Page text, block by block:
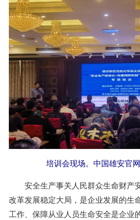
培训会现场。中国雄安官
安全生产事关人民群众生命财产
改革发展稳定大局，是企业发展的生
工作、保障从业人员生命安全是企业